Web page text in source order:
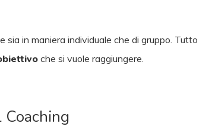
in maniera individuale che di gruppo. Tutto
che si vuole raggiungere.